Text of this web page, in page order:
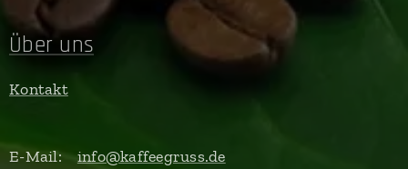
Über uns
Kontakt
E-Mail:info@kaffeegruss.de